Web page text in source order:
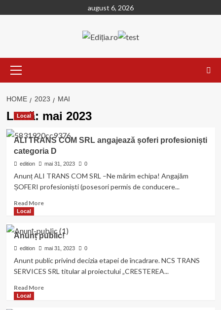
to
august 6, 2026
Menu
HOME 2023 MAI
Lună: mai 2023
Local
ALI TRANS COM SRL angajează șoferi profesioniști
categoria D
edition mai 31, 2023 0
Anunț ALI TRANS COM SRL –Ne mărim echipa! Angajăm
ȘOFERI profesioniști (posesori permis de conducere...
Read MoreRead
ALI
TRANS
COM
SRL
angajează
profesioniști
Local
Anunț public!
edition mai 31, 2023 0
Anunt public privind decizia etapei de încadrare. NCS TRANS
SERVICES SRL titular al proiectului „CRESTEREA...
Read MoreRead
Local